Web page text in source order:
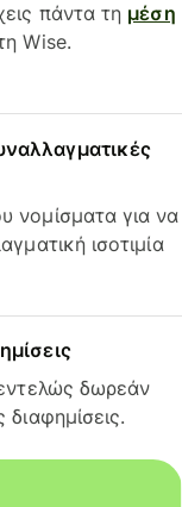
πάντα τη μέση
Wise.
νομίσματα για να
ισοτιμία
δωρεάν